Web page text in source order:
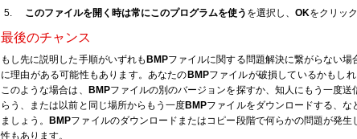
このファイルを開く時は常にこのプログラムを使う を選択し、 OKをクリッ
最後のチャンス
もし先に説明した手順がいずれも BMPファイルに関する問題解決に繋がらない場
に理由がある可能性もあります。あなたの BMPファイルが破損しているかもし
このような場合は、
BMPファイルの別のバージョンを探すか、知人にもう一度送
らう、または以前と同じ場所からもう一度BMPファイルをダウンロードする、な
ましょう。
BMPファイルのダウンロードまたはコピー段階で何らかの問題が発生
性もあります。